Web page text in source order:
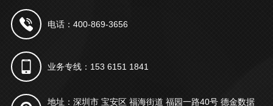
电话：400-869-3656
业务专线：153 6151 1841
地址：深圳市 宝安区 福海街道 福园一路40号 德金数据